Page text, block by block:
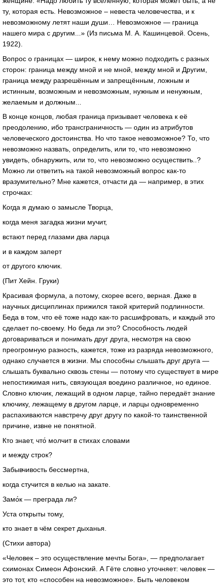
ту, которая есть. Невозможное – невеста человечества, и к
невозможному летят наши души… Невозможное — граница
нашего мира с другим...» (Из письма М. А. Кашинцевой. Осень,
1922).
Вопрос о границах — широк, к нему можно подходить с разных
сторон: граница между мной и не мной, между мной и Другим,
граница между разрешённым и запрещённым, ложным и
истинным, возможным и невозможным, нужным и ненужным,
желаемым и должным...
В конце концов, любая граница призывает человека к её
преодолению, ибо трансграничность — один из атрибутов
человеческого достоинства. Но что такое невозможное? То, что
невозможно назвать, определить, или то, что невозможно
увидеть, обнаружить, или то, что невозможно осуществить..?
Можно ли ответить на такой невозможный вопрос как-то
вразумительно? Мне кажется, отчасти да — например, в этих
строчках:
Когда я думаю о замысле Творца,
когда меня загадка жизни мучит,
встают перед глазами два ларца
и в каждом заперт
от другого ключик.
(Пит Хейн. Груки)
Красивая формула, а потому, скорее всего, верная. Даже в
научных дисциплинах прижился такой критерий подлинности.
Беда в том, что её тоже надо как-то расшифровать, и каждый это
сделает по-своему. Но беда ли это? Способность людей
договариваться и понимать друг друга, несмотря на свою
преогромную разность, кажется, тоже из разряда невозможного,
однако случается в жизни. Мы способны слышать друг друга —
слышать буквально сквозь стены — потому что существует в мире
непостижимая нить, связующая воедино различное, но единое.
Словно ключик, лежащий в одном ларце, тайно передаёт знание
ключику, лежащему в другом ларце, и ларцы одновременно
распахиваются навстречу друг другу по какой-то таинственной
причине, извне не понятной.
Кто знает, что́ молчит в стихах словами
и между строк?
Забывчивость бессмертна,
когда стучится в келью на закате.
Замо́к — преграда ли?
Уста открыты тому,
кто знает в чём секрет дыханья.
(Стихи автора)
«Человек – это осуществление мечты Бога», — предполагает
схимонах Симеон Афонский. А Гёте словно уточняет: человек —
это тот, кто «способен на невозможное». Быть человеком